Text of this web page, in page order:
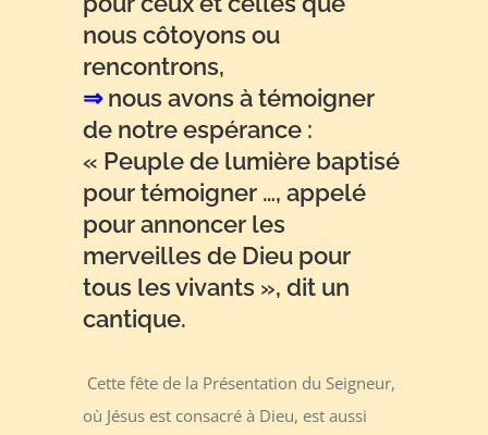
nous côtoyons ou
rencontrons,
⇒nous avons à témoigner
de notre espérance :
« Peuple de lumière baptisé
pour témoigner …, appelé
pour annoncer les
merveilles de Dieu pour
tous les vivants », dit un
cantique.
Cette fête de la Présentation du Seigneur,
où Jésus est consacré à Dieu, est aussi